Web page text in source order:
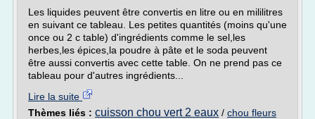
Les liquides peuvent être convertis en litre ou en mililitres
en suivant ce tableau. Les petites quantités (moins qu'une
once ou 2 c table) d'ingrédients comme le sel,les
herbes,les épices,la poudre à pâte et le soda peuvent
être aussi convertis avec cette table. On ne prend pas ce
tableau pour d'autres ingrédients...
Lire la suite
Thèmes liés : cuisson chou vert 2 eaux / chou fleurs